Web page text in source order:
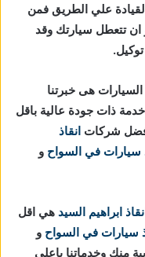
علي الطريق فمن
تتعطل سيارتك وقد
هى خبرتنا
ذات جودة عالية باقل
شركات انقاذ
في السواح و
ابراهيم السيد هي اقل
سيارات في السواح و
منك وخدماتنا باعلي